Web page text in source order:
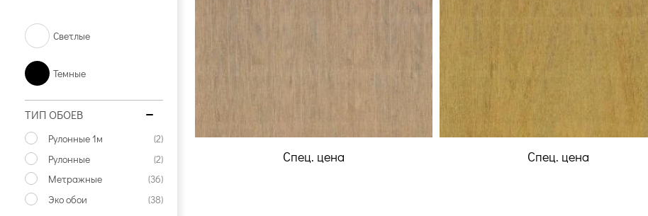
Светлые
Темные
ТИП ОБОЕВ
Рулонные 1м
(2)
Рулонные
(2)
Метражные
(36)
Эко обои
(38)
Спец. цена Спец. цена